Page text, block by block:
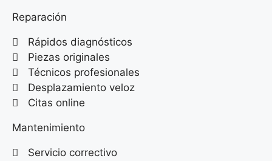
Reparación
Rápidos diagnósticos
Piezas originales
Técnicos profesionales
Desplazamiento veloz
Citas online
Mantenimiento
Servicio correctivo